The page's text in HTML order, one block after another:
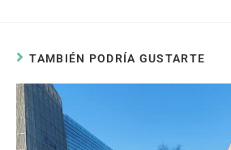
TAMBIÉN PODRÍA GUSTARTE